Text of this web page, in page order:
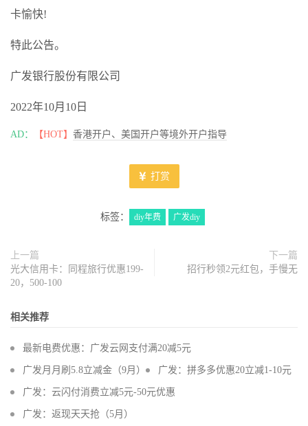
卡愉快!
特此公告。
广发银行股份有限公司
2022年10月10日
AD： 【HOT】 香港开户、美国开户等境外开户指导
打赏
标签： diy年费 广发diy
上一篇
光大信用卡：同程旅行优惠199-
20，500-100
下一篇
招行秒领2元红包，手慢无
相关推荐
最新电费优惠：广发云网支付满20减5元
广发月月刷5.8立减金（9月） 广发：拼多多优惠20立减1-10元
广发：云闪付消费立减5元-50元优惠
广发：返现天天抢（5月）